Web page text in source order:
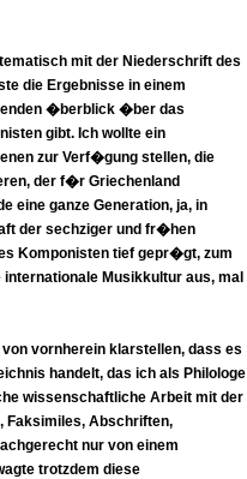
mit der Niederschrift des
die Ergebnisse in einem
�berblick �ber das
gibt. Ich wollte ein
zur Verf�gung stellen, die
der f�r Griechenland
eine ganze Generation, ja, in
der sechziger und fr�hen
Komponisten tief gepr�gt, zum
Musikkultur aus, mal
vornherein klarstellen, dass es
handelt, das ich als Philologe
wissenschaftliche Arbeit mit der
Faksimiles, Abschriften,
nur von einem
trotzdem diese